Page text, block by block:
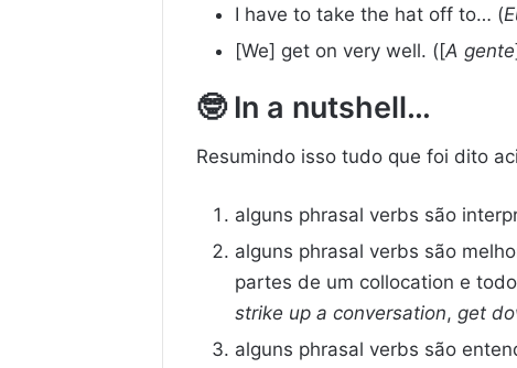
I have to take the hat off to… (
[We] get on very well. ([A gente
🤓 In a nutshell…
Resumindo isso tudo que foi dito
alguns phrasal verbs são
alguns phrasal verbs são
partes de um collocation e
strike up a conversation, get
alguns phrasal verbs são